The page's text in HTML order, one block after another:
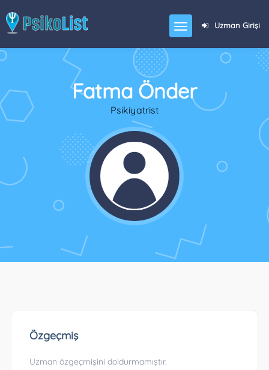
Uzman Girişi
Fatma Önder
Psikiyatrist
Özgeçmiş
Uzman özgeçmişini doldurmamıştır.